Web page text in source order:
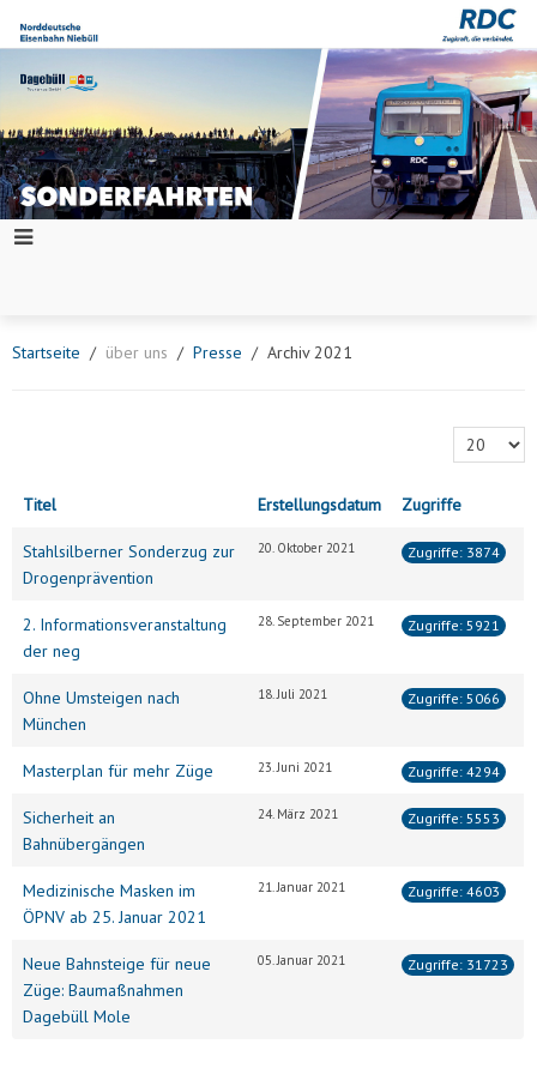
Startseite über uns Presse Archiv 2021
Anzeige #
Titel Erstellungsdatum Zugriffe
Stahlsilberner Sonderzug zur
Drogenprävention
20. Oktober 2021 Zugriffe: 3874
2. Informationsveranstaltung
der neg
28. September 2021 Zugriffe: 5921
Ohne Umsteigen nach
München
18. Juli 2021 Zugriffe: 5066
Masterplan für mehr Züge 23. Juni 2021 Zugriffe: 4294
Sicherheit an
Bahnübergängen
24. März 2021 Zugriffe: 5553
Medizinische Masken im
ÖPNV ab 25. Januar 2021
21. Januar 2021 Zugriffe: 4603
Neue Bahnsteige für neue
Züge: Baumaßnahmen
Dagebüll Mole
05. Januar 2021 Zugriffe: 31723